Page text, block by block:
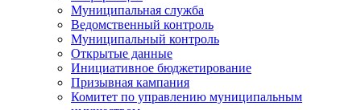
Муниципальная служба
Ведомственный контроль
Муниципальный контроль
Открытые данные
Инициативное бюджетирование
Призывная кампания
Комитет по управлению муниципальным